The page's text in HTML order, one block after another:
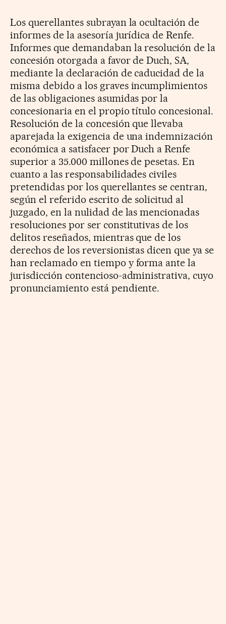
Los querellantes subrayan la ocultación de
informes de la asesoría jurídica de Renfe.
Informes que demandaban la resolución de la
concesión otorgada a favor de Duch, SA,
mediante la declaración de caducidad de la
misma debido a los graves incumplimientos
de las obligaciones asumidas por la
concesionaria en el propio título concesional.
Resolución de la concesión que llevaba
aparejada la exigencia de una indemnización
económica a satisfacer por Duch a Renfe
superior a 35.000 millones de pesetas. En
cuanto a las responsabilidades civiles
pretendidas por los querellantes se centran,
según el referido escrito de solicitud al
juzgado, en la nulidad de las mencionadas
resoluciones por ser constitutivas de los
delitos reseñados, mientras que de los
derechos de los reversionistas dicen que ya se
han reclamado en tiempo y forma ante la
jurisdicción contencioso-administrativa, cuyo
pronunciamiento está pendiente.